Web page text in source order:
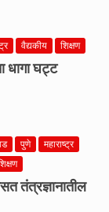
वैद्यकीय शिक्षण
धागा घट्ट
पुणे
महाराष्ट्र
तंत्रज्ञानातील